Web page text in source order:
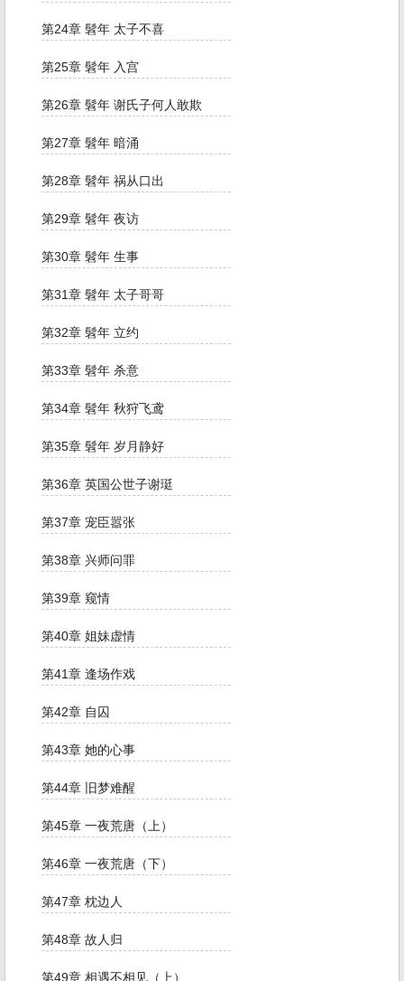
第24章 髫年 太子不喜
第25章 髫年 入宫
第26章 髫年 谢氏子何人敢欺
第27章 髫年 暗涌
第28章 髫年 祸从口出
第29章 髫年 夜访
第30章 髫年 生事
第31章 髫年 太子哥哥
第32章 髫年 立约
第33章 髫年 杀意
第34章 髫年 秋狩飞鸢
第35章 髫年 岁月静好
第36章 英国公世子谢珽
第37章 宠臣嚣张
第38章 兴师问罪
第39章 窥情
第40章 姐妹虚情
第41章 逢场作戏
第42章 自囚
第43章 她的心事
第44章 旧梦难醒
第45章 一夜荒唐（上）
第46章 一夜荒唐（下）
第47章 枕边人
第48章 故人归
第49章 相遇不相见（上）